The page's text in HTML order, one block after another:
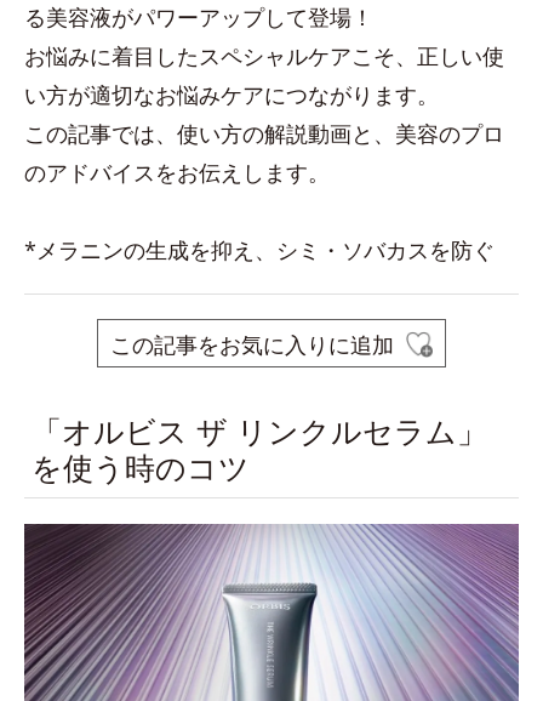
る美容液がパワーアップして登場！
お悩みに着目したスペシャルケアこそ、正しい使
い方が適切なお悩みケアにつながります。
この記事では、使い方の解説動画と、美容のプロ
のアドバイスをお伝えします。
*メラニンの生成を抑え、シミ・ソバカスを防ぐ
この記事をお気に入りに追加
「オルビス ザ リンクルセラム」
を使う時のコツ